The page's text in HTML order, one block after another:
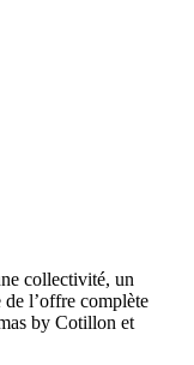
collectivité, un
de l’offre complète
by Cotillon et